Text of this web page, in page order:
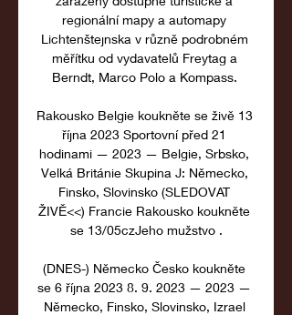
regionální mapy a automapy
Lichtenštejnska v různě podrobném
měřítku od vydavatelů Freytag a
Berndt, Marco Polo a Kompass.
Rakousko Belgie koukněte se živě 13
října 2023 Sportovní před 21
hodinami — 2023 — Belgie, Srbsko,
Velká Británie Skupina J: Německo,
Finsko, Slovinsko (SLEDOVAT
ŽIVĚ<<) Francie Rakousko koukněte
se 13/05czJeho mužstvo .
(DNES-) Německo Česko koukněte
se 6 října 2023 8. 9. 2023 — 2023 —
Německo, Finsko, Slovinsko, Izrael